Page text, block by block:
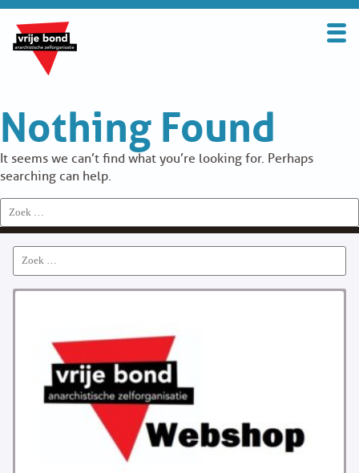
Search
for:
BOND
OVER DE VRIJE BOND
UITGANGSPUNTEN
WORD LID
CONTRIBUTIE
CONTACT
GROEPEN
ANARCHISTISCHE GROEP A’DAM
Nothing Found
It seems we can’t find what you’re looking for. Perhaps
searching can help.
Search
for:
Search
for: